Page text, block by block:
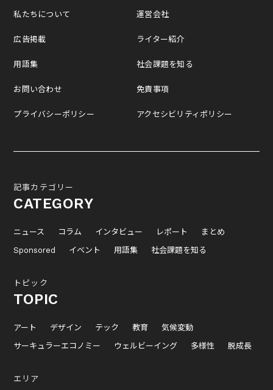
私たちについて
広告掲載
用語集
お問い合わせ
プライバシーポリシー
運営会社
ライター紹介
社会課題を知る
免責事項
アクセシビリティポリシー
記事カテゴリー
CATEGORY
ニュース コラム インタビュー レポート
まとめ
Sponsored
イベント 用語集 社会課題を知る
トピック
TOPIC
アート デザイン テック 教育
気候変動
サーキュラーエコノミー
ウェルビーイング 多様性 脱成長
エリア